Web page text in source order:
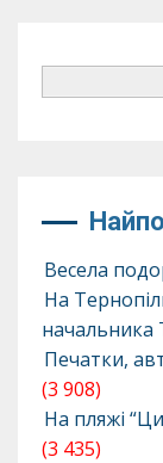
Весела
На
Печатки,
(3 908)
На пляжі
(3 435)